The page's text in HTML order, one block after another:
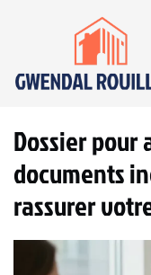
Dossier
documents
rassurer